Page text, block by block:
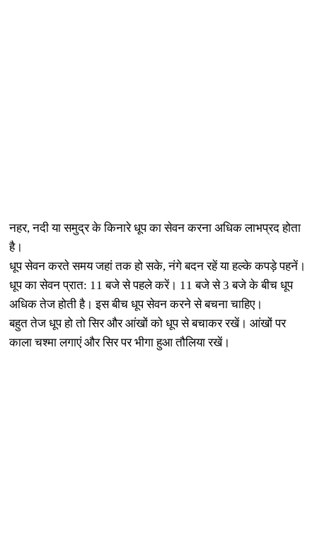
नहर, नदी या समुद्र के किनारे धूप का सेवन करना अधिक लाभप्रद होता
है।
धूप सेवन करते समय जहां तक हो सके, नंगे बदन रहें या हल्‍के कपड़े पहनें।
धूप का सेवन प्रात: 11 बजे से पहले करें। 11 बजे से 3 बजे के बीच धूप
अधिक तेज होती है। इस बीच धूप सेवन करने से बचना चाहिए।
बहुत तेज धूप हो तो सिर और आंखों को धूप से बचाकर रखें। आंखों पर
काला चश्‍मा लगाएं और सिर पर भीगा हुआ तौलिया रखें।